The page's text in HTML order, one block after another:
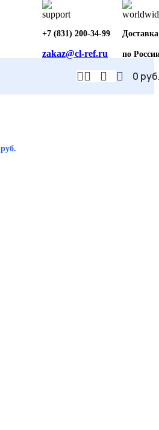
+7 (831) 200-34-99
zakaz@cl-ref.ru
Доставка
по
0
руб.